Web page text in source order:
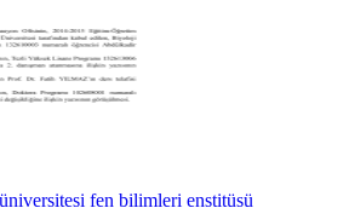
fen bilimleri enstitüsü